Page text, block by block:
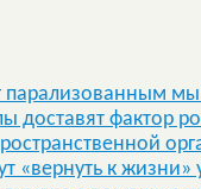
парализованным
доставят фактор
«вернуть к жизни»